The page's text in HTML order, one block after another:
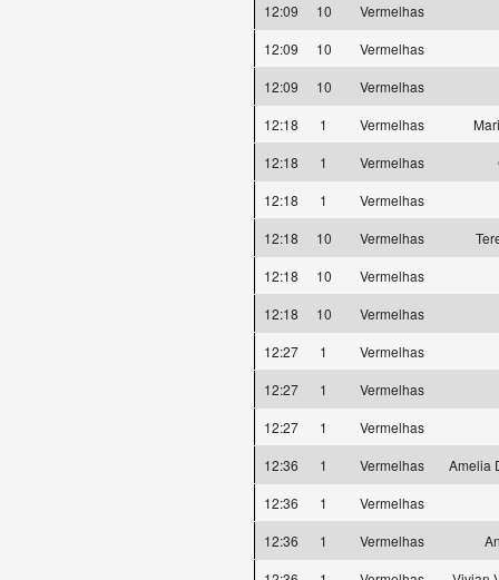
12:09
10
Vermelhas
12:09
10
Vermelhas
12:09
10
Vermelhas
12:18
1 Vermelhas
12:18
1 Vermelhas
12:18
1
Vermelhas
12:18
10 Vermelhas
12:18
10
Vermelhas
12:18
10
Vermelhas
12:27
1
Vermelhas
12:27
1
Vermelhas
12:27
1
Vermelhas
12:36
1 Vermelhas
Amelia
12:36
1
Vermelhas
12:36
1 Vermelhas